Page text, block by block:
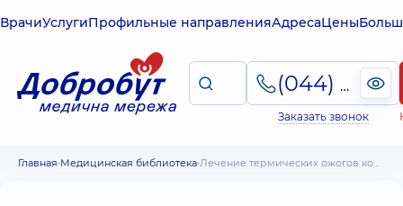
ВрачиУслугиПрофильные направленияАдресаЦены
(044) 495-2-888
Заказать звонок
Главная Медицинская библиотека Лечение термических ожогов кожи разных степеней: основные моменты